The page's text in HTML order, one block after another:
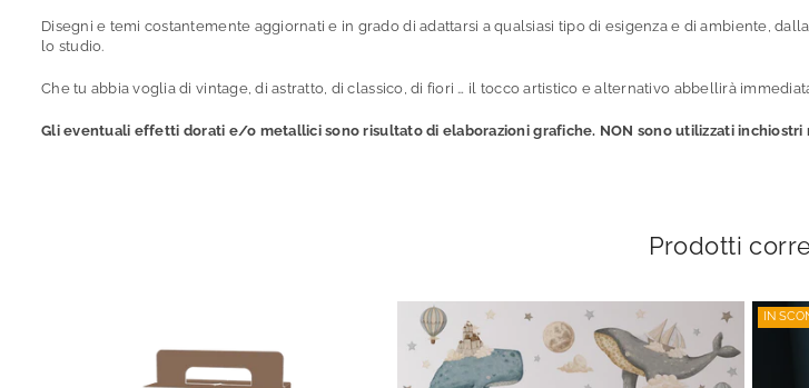
Disegni e temi costantemente aggiornati e in grado di adattarsi a qualsiasi tipo di esigenza e di ambiente,
lo studio.
Che tu abbia voglia di vintage, di astratto, di classico, di fiori … il tocco artistico e alternativo abbellirà
Gli eventuali effetti dorati e/o metallici sono risultato di elaborazioni grafiche. NON sono utilizzati inchiostri
Prodotti
IN